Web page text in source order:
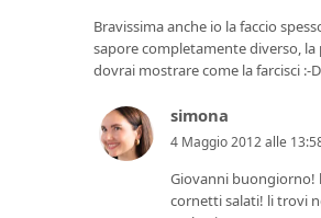
Bravissima anche io la faccio
sapore completamente diverso, la
dovrai mostrare come la farcisci :-
simona
4 Maggio 2012 alle
Giovanni buongiorno!
cornetti salati! li trovi